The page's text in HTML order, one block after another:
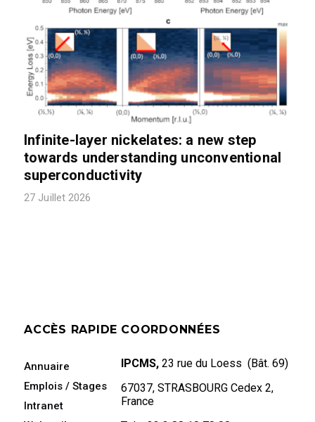
Infinite-layer nickelates: a new step
towards understanding unconventional
superconductivity
27 Juillet 2026
ACCÈS RAPIDE
Annuaire
Emplois / Stages
Intranet
COORDONNÉES
IPCMS, 23 rue du Loess (Bât. 69)
67037, STRASBOURG Cedex 2,
France